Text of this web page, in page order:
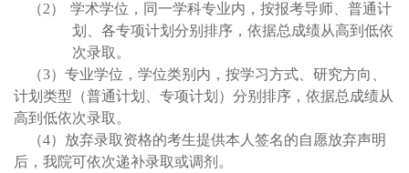
（2）
学术学位，同一学科专业内，按报考导师、普通计
划、各专项计划分别 排序，依据总成绩从高到低依
次录取。
（3）专业学位，学位类别内，按学习方式、研究方向、
计划类型（普通计划、专项计划）分别排序，依据总成绩从
高到低依次录取。
（4）放弃录取资格的考生提供本人签名的自愿放弃声明
后，我院可依次递补录取或调剂。